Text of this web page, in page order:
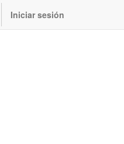
Iniciar sesión